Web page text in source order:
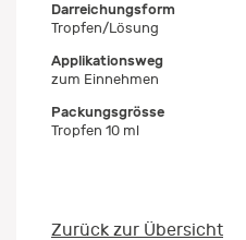
Darreichungsform
Tropfen/Lösung
Applikationsweg
zum Einnehmen
Packungsgrösse
Tropfen 10 ml
Zurück zur Übersicht